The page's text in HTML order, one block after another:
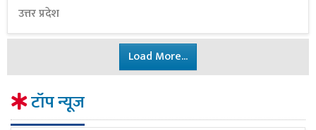
उत्तर प्रदेश
Load More...
टॉप न्यूज